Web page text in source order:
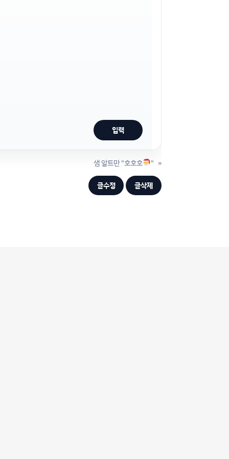
샘 알트만 "호호호 " »
글수정 글삭제